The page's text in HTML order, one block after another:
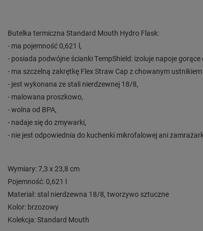
Butelka termiczna Standard Mouth Hydro Flask:
- ma pojemność 0,621 l,
- posiada podwójne ścianki TempShield: izoluje napoje gorące
- ma szczelną zakrętkę Flex Straw Cap z chowanym
- jest wykonana ze stali nierdzewnej 18/8,
- malowana proszkowo,
- wolna od BPA,
- nadaje się do zmywarki,
- nie jest odpowiednia do kuchenki mikrofalowej ani
Wymiary: 7,3 x 23,8 cm
Pojemność: 0,621 l
Materiał: stal nierdzewna 18/8, tworzywo sztuczne
Kolor: brzozowy
Kolekcja: Standard Mouth